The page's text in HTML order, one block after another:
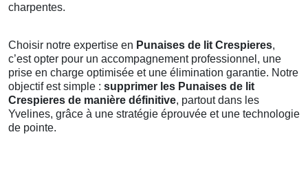
charpentes.
Choisir notre expertise en Punaises de lit Crespieres,
c’est opter pour un accompagnement professionnel, une
prise en charge optimisée et une élimination garantie. Notre
objectif est simple : supprimer les Punaises de lit
Crespieres de manière définitive, partout dans les
Yvelines, grâce à une stratégie éprouvée et une technologie
de pointe.